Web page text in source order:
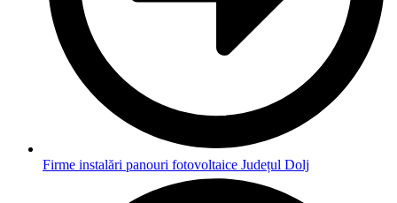
Firme instalări panouri fotovoltaice Județul Dolj